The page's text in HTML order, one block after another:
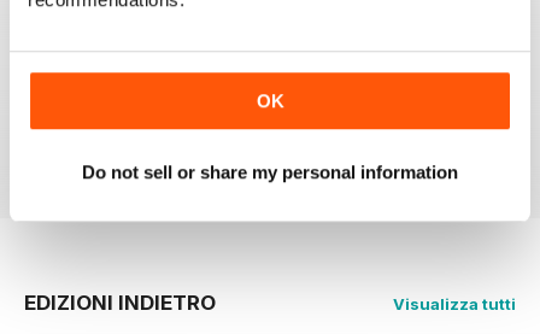
OK
Do not sell or share my personal information
TV & SATELLITE WEEK
EDIZIONI INDIETRO Visualizza tutti